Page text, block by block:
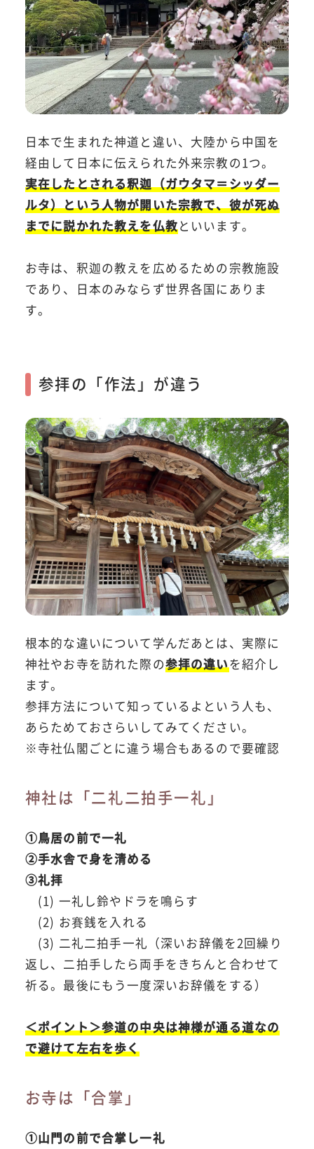
日本で生まれた神道と違い、大陸から中国を
経由して日本に伝えられた外来宗教の1つ。
実在したとされる釈迦（ガウタマ＝シッダー
ルタ）という人物が開いた宗教で、彼が死ぬ
までに説かれた教えを仏教といいます。
お寺は、釈迦の教えを広めるための宗教施設
であり、日本のみならず世界各国にありま
す。
参拝の「作法」が違う
根本的な違いについて学んだあとは、実際に
神社やお寺を訪れた際の参拝の違いを紹介し
ます。
参拝方法について知っているよという人も、
あらためておさらいしてみてください。
※寺社仏閣ごとに違う場合もあるので要確認
神社は「二礼二拍手一礼」
①鳥居の前で一礼
②手水舎で身を清める
③礼拝
(1) 一礼し鈴やドラを鳴らす
(2) お賽銭を入れる
(3) 二礼二拍手一礼（深いお辞儀を2回繰り
返し、二拍手したら両手をきちんと合わせて
祈る。最後にもう一度深いお辞儀をする）
＜ポイント＞参道の中央は神様が通る道なの
で避けて左右を歩く
お寺は「合掌」
①山門の前で合掌し一礼